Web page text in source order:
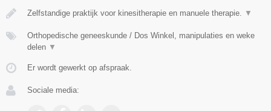
Zelfstandige praktijk voor kinesitherapie en manuele therapie. ▼
Orthopedische geneeskunde / Dos Winkel, manipulaties en weke
delen ▼
Er wordt gewerkt op afspraak.
Sociale media: